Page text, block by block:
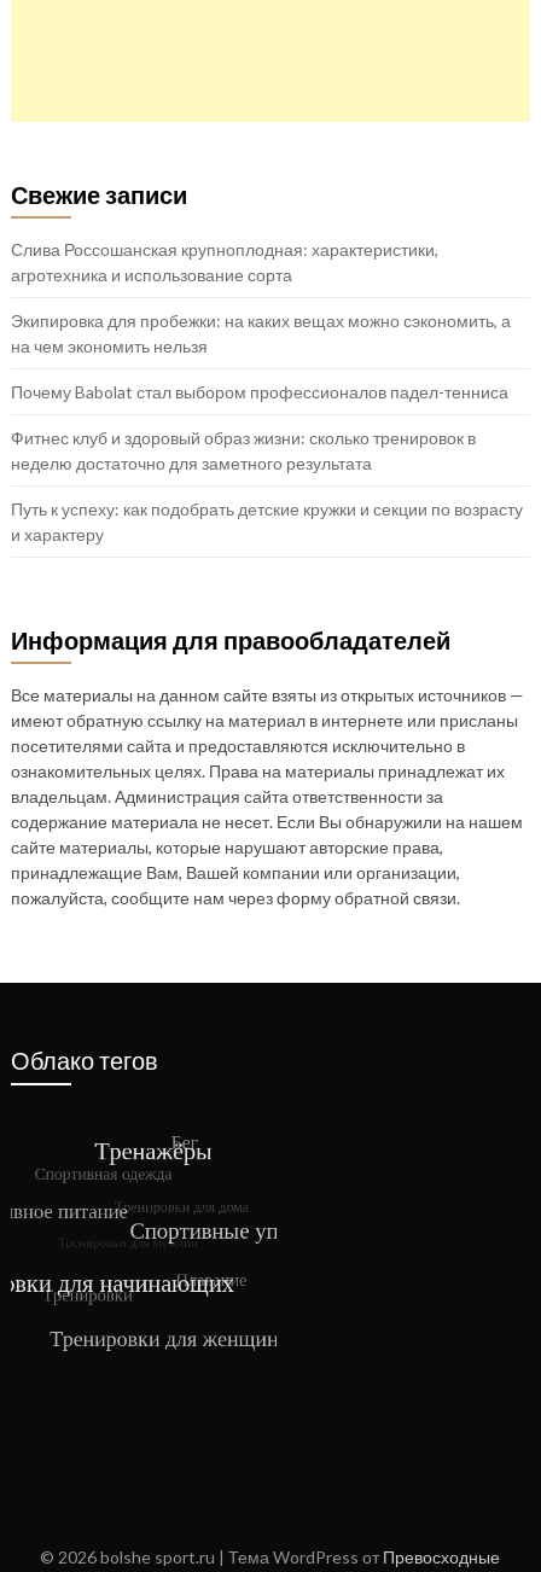
Свежие записи
Слива Россошанская крупноплодная: характеристики,
агротехника и использование сорта
Экипировка для пробежки: на каких вещах можно сэкономить, а
на чем экономить нельзя
Почему Babolat стал выбором профессионалов падел-тенниса
Фитнес клуб и здоровый образ жизни: сколько тренировок в
неделю достаточно для заметного результата
Путь к успеху: как подобрать детские кружки и секции по возрасту
и характеру
Информация для правообладателей
Все материалы на данном сайте взяты из открытых источников —
имеют обратную ссылку на материал в интернете или присланы
посетителями сайта и предоставляются исключительно в
ознакомительных целях. Права на материалы принадлежат их
владельцам. Администрация сайта ответственности за
содержание материала не несет. Если Вы обнаружили на нашем
сайте материалы, которые нарушают авторские права,
принадлежащие Вам, Вашей компании или организации,
пожалуйста, сообщите нам через форму обратной связи.
Облако тегов
© 2026 bolshe sport.ru | Тема WordPress от Превосходные